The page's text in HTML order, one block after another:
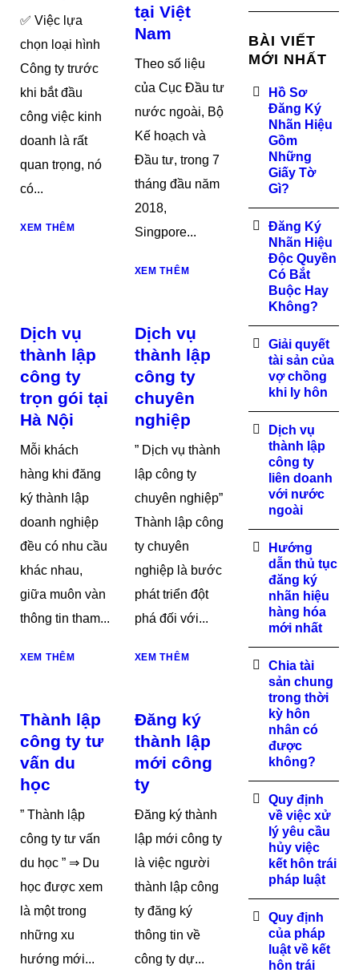
✅ Việc lựa
chọn loại hình
Công ty trước
khi bắt đầu
công việc kinh
doanh là rất
quan trọng, nó
có...
XEM THÊM
tại Việt
Nam
Theo số liệu
của Cục Đầu tư
nước ngoài, Bộ
Kế hoạch và
Đầu tư, trong 7
tháng đầu năm
2018,
Singpore...
XEM THÊM
Dịch vụ
thành lập
công ty
trọn gói tại
Hà Nội
Mỗi khách
hàng khi đăng
ký thành lập
doanh nghiệp
đều có nhu cầu
khác nhau,
giữa muôn vàn
thông tin tham...
XEM THÊM
Dịch vụ
thành lập
công ty
chuyên
nghiệp
” Dịch vụ thành
lập công ty
chuyên nghiệp”
Thành lập công
ty chuyên
nghiệp là bước
phát triển đột
phá đối với...
XEM THÊM
Thành lập
công ty tư
vấn du
học
” Thành lập
công ty tư vấn
du học ” ⇒ Du
học được xem
là một trong
những xu
hướng mới...
Đăng ký
thành lập
mới công
ty
Đăng ký thành
lập mới công ty
là việc người
thành lập công
ty đăng ký
thông tin về
công ty dự...
BÀI VIẾT
MỚI NHẤT
Hồ Sơ
Đăng Ký
Nhãn Hiệu
Gồm
Những
Giấy Tờ
Gì?
Đăng Ký
Nhãn Hiệu
Độc Quyền
Có Bắt
Buộc Hay
Không?
Giải quyết
tài sản của
vợ chồng
khi ly hôn
Dịch vụ
thành lập
công ty
liên doanh
với nước
ngoài
Hướng
dẫn thủ tục
đăng ký
nhãn hiệu
hàng hóa
mới nhất
Chia tài
sản chung
trong thời
kỳ hôn
nhân có
được
không?
Quy định
về việc xử
lý yêu cầu
hủy việc
kết hôn trái
pháp luật
Quy định
của pháp
luật về kết
hôn trái